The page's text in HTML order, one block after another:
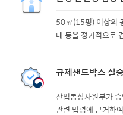
50㎡(15평) 이상의
태 등을 정기적으로
규제샌드박스 실
산업통상자원부가
관련 법령에 근거하